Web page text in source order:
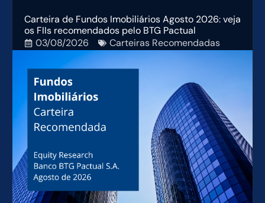
Carteira de Fundos Imobiliários Agosto 2026: veja
os FIIs recomendados pelo BTG Pactual
03/08/2026
Carteiras Recomendadas